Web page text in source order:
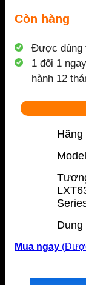
Còn hàng
Được dùng
1 đổi 1
hành 12
Hãng
Mua ngay